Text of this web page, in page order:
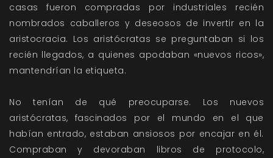
casas fueron compradas por industriales recién
nombrados caballeros y deseosos de invertir en la
aristocracia. Los aristócratas se preguntaban si los
recién llegados, a quienes apodaban «nuevos ricos»,
mantendrían la etiqueta.
No tenían de qué preocuparse. Los nuevos
aristócratas, fascinados por el mundo en el que
habían entrado, estaban ansiosos por encajar en él.
Compraban y devoraban libros de protocolo,